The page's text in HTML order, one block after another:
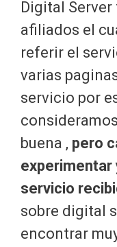
Digital
afiliados el
referir el
varias
servicio por
buena , pero
experimentar
servicio
sobre digital
encontrar